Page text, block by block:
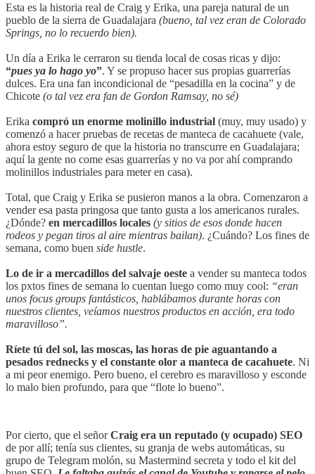
Esta es la historia real de Craig y Erika, una pareja natural de un
pueblo de la sierra de Guadalajara (bueno, tal vez eran de Colorado
Springs, no lo recuerdo bien).
Un día a Erika le cerraron su tienda local de cosas ricas y dijo:
“pues ya lo hago yo”. Y se propuso hacer sus propias guarrerías
dulces. Era una fan incondicional de “pesadilla en la cocina” y de
Chicote (o tal vez era fan de Gordon Ramsay, no sé)
Erika compró un enorme molinillo industrial (muy, muy usado) y
comenzó a hacer pruebas de recetas de manteca de cacahuete (vale,
ahora estoy seguro de que la historia no transcurre en Guadalajara;
aquí la gente no come esas guarrerías y no va por ahí comprando
molinillos industriales para meter en casa).
Total, que Craig y Erika se pusieron manos a la obra. Comenzaron a
vender esa pasta pringosa que tanto gusta a los americanos rurales.
¿Dónde? en mercadillos locales (y sitios de esos donde hacen
rodeos y pegan tiros al aire mientras bailan). ¿Cuándo? Los fines de
semana, como buen side hustle.
Lo de ir a mercadillos del salvaje oeste a vender su manteca todos
los pxtos fines de semana lo cuentan luego como muy cool: “eran
unos focus groups fantásticos, hablábamos durante horas con
nuestros clientes, veíamos nuestros productos en acción, era todo
maravilloso”.
Ríete tú del sol, las moscas, las horas de pie aguantando a
pesados rednecks y el constante olor a manteca de cacahuete. Ni
a mi peor enemigo. Pero bueno, el cerebro es maravilloso y esconde
lo malo bien profundo, para que “flote lo bueno”.
Por cierto, que el señorCraig era un reputado (y ocupado) SEO
de por allí; tenía sus clientes, su granja de webs automáticas, su
grupo de Telegram molón, su Mastermind secreta y todo el kit del